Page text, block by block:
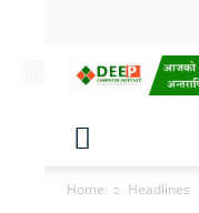
[ndc-today-date]
Home Headlines